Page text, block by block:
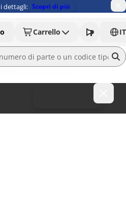
dettagli: Scopri di più
Carrello IT